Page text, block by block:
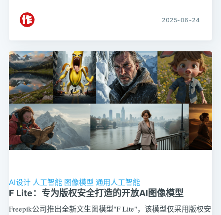
2025-06-24
AI设计 人工智能 图像模型 通用人工智能
F Lite：专为版权安全打造的开放AI图像模型
Freepik公司推出全新文生图模型"F Lite"，该模型仅采用版权安